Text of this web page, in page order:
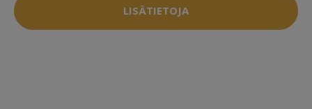
LISÄTIETOJA